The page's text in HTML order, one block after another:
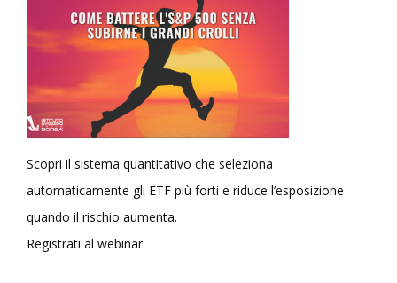
Scopri il sistema quantitativo che seleziona
automaticamente gli ETF più forti e riduce l’esposizione
quando il rischio aumenta.
Registrati al webinar